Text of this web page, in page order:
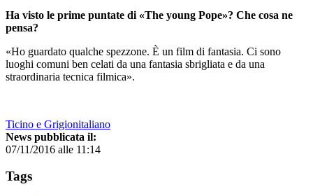
Ha visto le prime puntate di «The young Pope»? Che cosa ne
pensa?
«Ho guardato qualche spezzone. È un film di fantasia. Ci sono
luoghi comuni ben celati da una fantasia sbrigliata e da una
straordinaria tecnica filmica».
Ticino e Grigionitaliano
News pubblicata il:
07/11/2016 alle 11:14
Tags